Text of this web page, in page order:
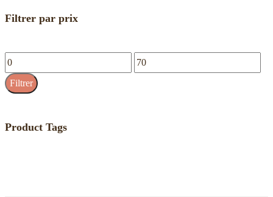
Filtrer par prix
Prix
min
Prix
Filtrer
Product Tags